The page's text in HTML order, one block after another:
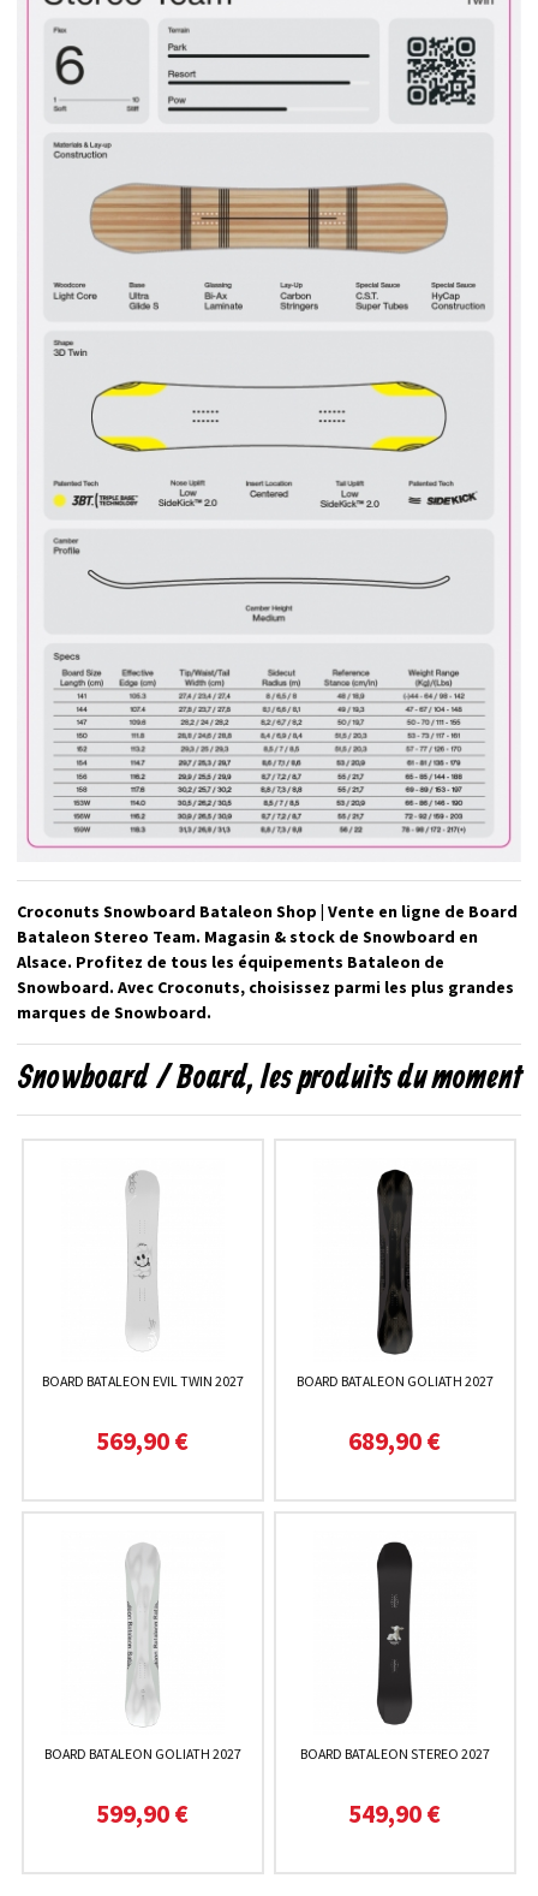
Croconuts Snowboard Bataleon Shop | Vente en ligne de Board
Bataleon Stereo Team. Magasin & stock de Snowboard en
Alsace. Profitez de tous les équipements Bataleon de
Snowboard. Avec Croconuts, choisissez parmi les plus grandes
marques de Snowboard.
Snowboard / Board, les produits du moment
BOARD BATALEON EVIL TWIN 2027
569,90 €
BOARD BATALEON GOLIATH 2027
689,90 €
BOARD BATALEON GOLIATH 2027
599,90 €
BOARD BATALEON STEREO 2027
549,90 €